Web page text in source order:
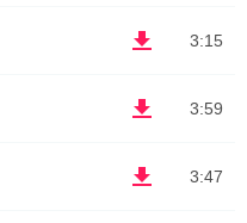
3:15
3:59
3:47